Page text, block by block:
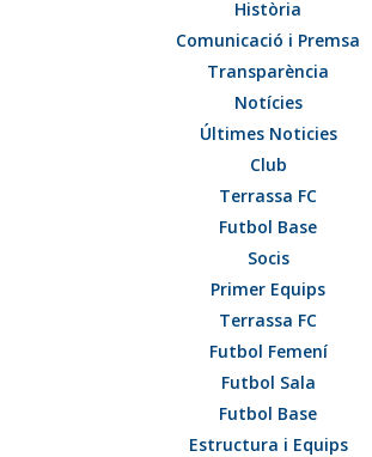
Història
Comunicació i Premsa
Transparència
Notícies
Últimes Noticies
Club
Terrassa FC
Futbol Base
Socis
Primer Equips
Terrassa FC
Futbol Femení
Futbol Sala
Futbol Base
Estructura i Equips